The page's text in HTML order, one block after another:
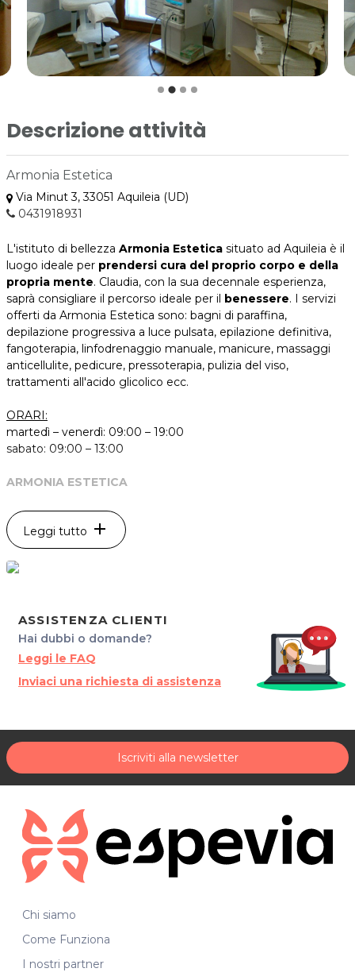
Descrizione attività
Armonia Estetica
Via Minut 3, 33051 Aquileia (UD)
0431918931
L'istituto di bellezza Armonia Estetica situato ad Aquileia è il
luogo ideale per prendersi cura del proprio corpo e della
propria mente. Claudia, con la sua decennale esperienza,
saprà consigliare il percorso ideale per il benessere. I servizi
offerti da Armonia Estetica sono: bagni di paraffina,
depilazione progressiva a luce pulsata, epilazione definitiva,
fangoterapia, linfodrenaggio manuale, manicure, massaggi
anticellulite, pedicure, pressoterapia, pulizia del viso,
trattamenti all'acido glicolico ecc.
ORARI:
martedì – venerdì: 09:00 – 19:00
sabato: 09:00 – 13:00
ARMONIA ESTETICA
33051 AQUILEIA (UD)
P.IVA 02345000307
Tel. 0431918931
Leggi tutto add
ASSISTENZA CLIENTI
Hai dubbi o domande?
Leggi le FAQ
Inviaci una richiesta di assistenza
Iscriviti alla newsletter
Chi siamo
Come Funziona
I nostri partner